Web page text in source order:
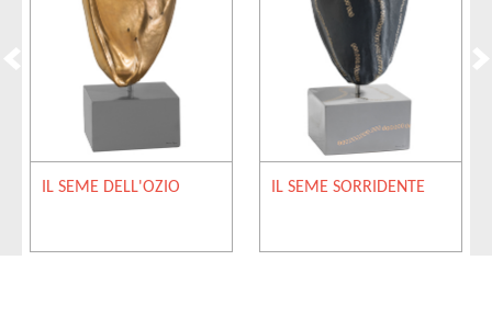
IL SEME DELL'OZIO IL SEME SORRIDENTE